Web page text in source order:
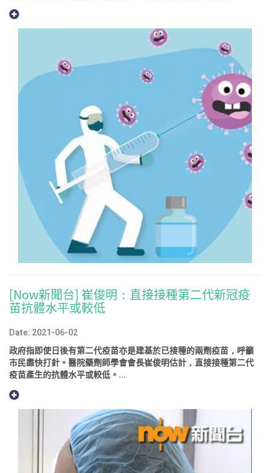
[Now新聞台] 崔俊明：直接接種第二代新冠疫
苗抗體水平或較低
Date: 2021-06-02
政府指即使日後有第二代疫苗亦是建基於已接種的兩劑疫苗，呼籲
市民盡快打針。醫院藥劑師學會會長崔俊明估計，直接接種第二代
疫苗產生的抗體水平或較低。...